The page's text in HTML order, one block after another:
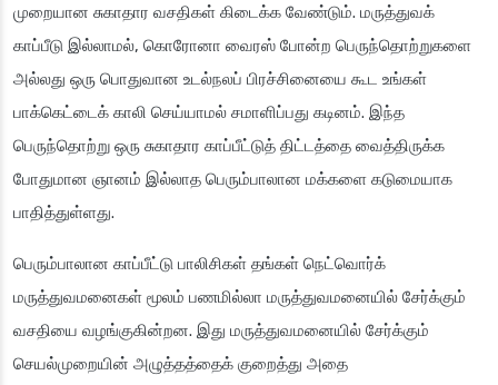
முறையான சுகாதார வசதிகள் கிடைக்க வேண்டும். மருத்துவக்
காப்பீடு இல்லாமல், கொரோனா வைரஸ் போன்ற பெருந்தொற்றுகளை
அல்லது ஒரு பொதுவான உடல்நலப் பிரச்சினையை கூட உங்கள்
பாக்கெட்டைக் காலி செய்யாமல் சமாளிப்பது கடினம். இந்த
பெருந்தொற்று ஒரு சுகாதார காப்பீட்டுத் திட்டத்தை வைத்திருக்க
போதுமான ஞானம் இல்லாத பெரும்பாலான மக்களை கடுமையாக
பாதித்துள்ளது.
பெரும்பாலான காப்பீட்டு பாலிசிகள் தங்கள் நெட்வொர்க்
மருத்துவமனைகள் மூலம் பணமில்லா மருத்துவமனையில் சேர்க்கும்
வசதியை வழங்குகின்றன. இது மருத்துவமனையில் சேர்க்கும்
செயல்முறையின் அழுத்தத்தைக் குறைத்து அதை